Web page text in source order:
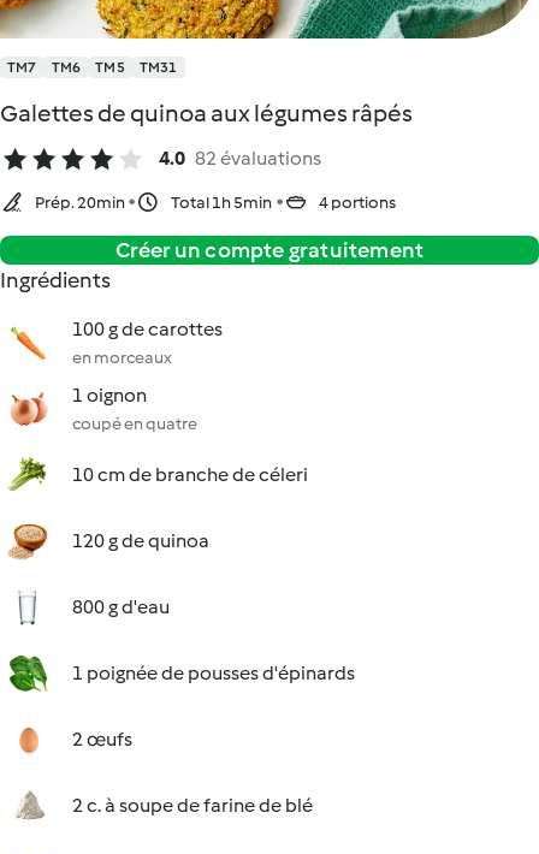
TM7 TM6 TM5 TM31
Galettes de quinoa aux légumes râpés
4.0 82 évaluations
Prép. 20min Total 1h 5min 4 portions
Créer un compte gratuitement
Ingrédients
100 g de carottes
en morceaux
1 oignon
coupé en quatre
10 cm de branche de céleri
120 g de quinoa
800 g d'eau
1 poignée de pousses d'épinards
2 œufs
2 c. à soupe de farine de blé